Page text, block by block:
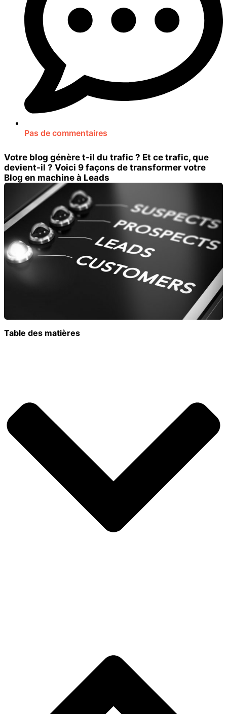
Pas de commentaires
Votre blog génère t-il du trafic ? Et ce trafic, que
devient-il ? Voici 9 façons de transformer votre
Blog en machine à Leads
Table des matières